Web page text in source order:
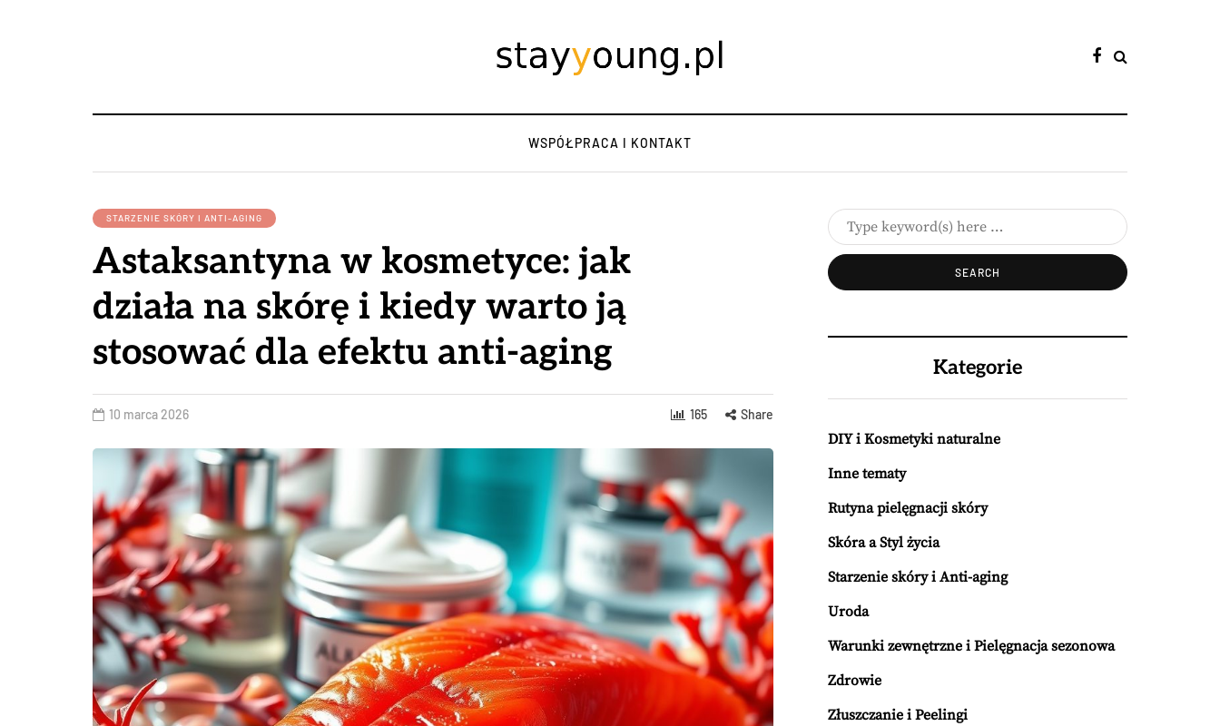
WSPÓŁPRACA I KONTAKT
STARZENIE SKÓRY I ANTI-AGING
Astaksantyna w kosmetyce: jak
działa na skórę i kiedy warto ją
stosować dla efektu anti-aging
10 marca 2026 165 Share
Kategorie
DIY i Kosmetyki naturalne
Inne tematy
Rutyna pielęgnacji skóry
Skóra a Styl życia
Starzenie skóry i Anti-aging
Uroda
Warunki zewnętrzne i Pielęgnacja sezonowa
Zdrowie
Złuszczanie i Peelingi